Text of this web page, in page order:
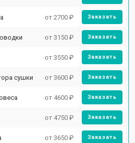
от 2700 ₽ Заказать
от 3150 ₽ Заказать
от 3550 ₽ Заказать
сушки от 3600 ₽ Заказать
от 4600 ₽ Заказать
от 4750 ₽ Заказать
от 3650 ₽ Заказать